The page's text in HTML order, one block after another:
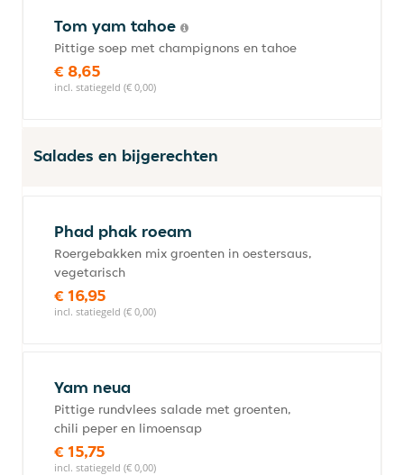
Tom yam tahoe
Pittige soep met champignons en tahoe
€ 8,65
incl. statiegeld (€ 0,00)
Salades en bijgerechten
Phad phak roeam
Roergebakken mix groenten in oestersaus,
vegetarisch
€ 16,95
incl. statiegeld (€ 0,00)
Yam neua
Pittige rundvlees salade met groenten,
chili peper en limoensap
€ 15,75
incl. statiegeld (€ 0,00)